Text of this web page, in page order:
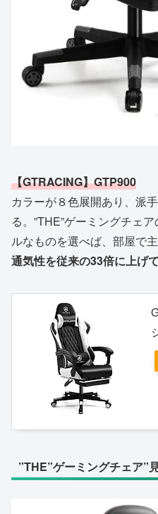
【GTRACING】GTP900
カラーが８色展開あり、派
る。”THE”ゲーミングチェ
ルなものを選べば、部屋で主
通気性を従来の33倍に上げ
”THE”ゲーミングチェア”